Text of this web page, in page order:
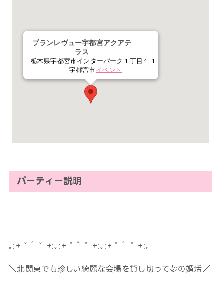
ブランレヴュー宇都宮アクアテ
ラス
栃木県宇都宮市インターパーク１丁目4−１
- 宇都宮市イベント
パーティー説明
｡:+ ﾟ ゜ﾟ +:｡:+ ﾟ ゜ﾟ +:｡:+ ﾟ ゜ﾟ +:｡
＼北関東でも珍しい綺麗な会場を貸し切って夢の婚活／